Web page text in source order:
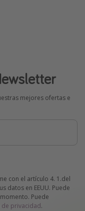
mejores ofertas e
con el artículo 4. 1.del
datos en EEUU. Puede
Puede
privacidad.